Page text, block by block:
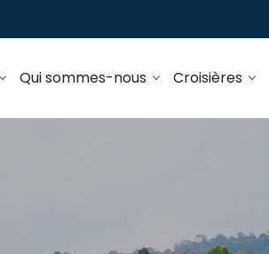
Qui sommes-nous Croisières